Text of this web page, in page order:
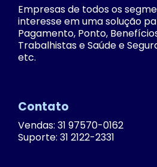
Empresas de todos os
interesse em uma solução
Pagamento, Ponto,
Trabalhistas e Saúde e
etc.
Contato
Vendas: 31 97570-0162
Suporte: 31 2122-2331